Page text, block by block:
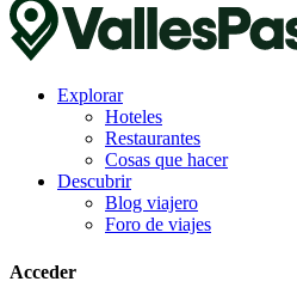
Explorar
Hoteles
Restaurantes
Cosas que hacer
Descubrir
Blog viajero
Foro de viajes
Acceder